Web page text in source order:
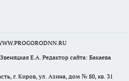
Е.А. Редактор сайта: Бакаева
г. Киров, ул. Азина, дом № 80, кв. 31